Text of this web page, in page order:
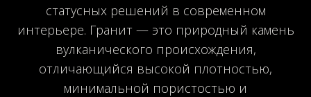
статусных решений в современном
интерьере. Гранит — это природный камень
вулканического происхождения,
отличающийся высокой плотностью,
минимальной пористостью и